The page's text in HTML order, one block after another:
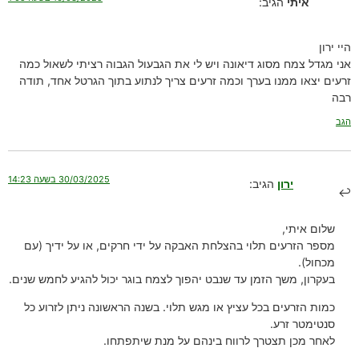
היי ירון
אני מגדל צמח מסוג דיאונה ויש לי את הגבעול הגבוה רציתי לשאול כמה
זרעים יצאו ממנו בערך וכמה זרעים צריך לנתוע בתוך הגרטל אחד, תודה
רבה
הגב
ירון הגיב: 30/03/2025 בשעה 14:23
שלום איתי,
מספר הזרעים תלוי בהצלחת האבקה על ידי חרקים, או על ידיך (עם
מכחול).
בעקרון, משך הזמן עד שנבט יהפוך לצמח בוגר יכול להגיע לחמש שנים.
כמות הזרעים בכל עציץ או מגש תלוי. בשנה הראשונה ניתן לזרוע כל
סנטימטר זרע.
לאחר מכן תצטרך לרווח בינהם על מנת שיתפתחו.